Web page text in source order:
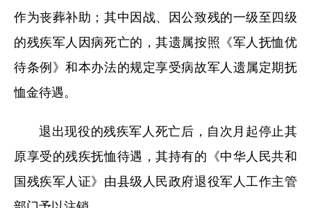
作为丧葬补助；其中因战、因公致残的一级至四级
的残疾军人因病死亡的，其遗属按照《军人抚恤优
待条例》和本办法的规定享受病故军人遗属定期抚
恤金待遇。
退出现役的残疾军人死亡后，自次月起停止其
原享受的残疾抚恤待遇，其持有的《中华人民共和
国残疾军人证》由县级人民政府退役军人工作主管